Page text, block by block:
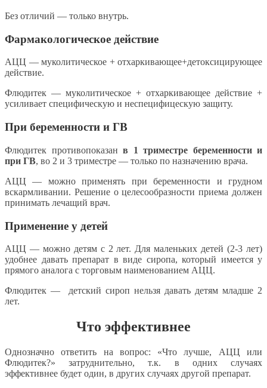
Без отличий — только внутрь.
Фармакологическое действие
АЦЦ — муколитическое + отхаркивающее+детоксицирующее
действие.
Флюдитек — муколитическое + отхаркивающее действие +
усиливает специфическую и неспецифицескую защиту.
При беременности и ГВ
Флюдитек противопоказан в 1 триместре беременности и
при ГВ, во 2 и 3 триместре — только по назначению врача.
АЦЦ — можно применять при беременности и грудном
вскармливании. Решение о целесообразности приема должен
принимать лечащий врач.
Применение у детей
АЦЦ — можно детям с 2 лет. Для маленьких детей (2-3 лет)
удобнее давать препарат в виде сиропа, который имеется у
прямого аналога с торговым наименованием АЦЦ.
Флюдитек — детский сироп нельзя давать детям младше 2
лет.
Что эффективнее
Однозначно ответить на вопрос: «Что лучше, АЦЦ или
Флюдитек?» затруднительно, т.к. в одних случаях
эффективнее будет один, в других случаях другой препарат.